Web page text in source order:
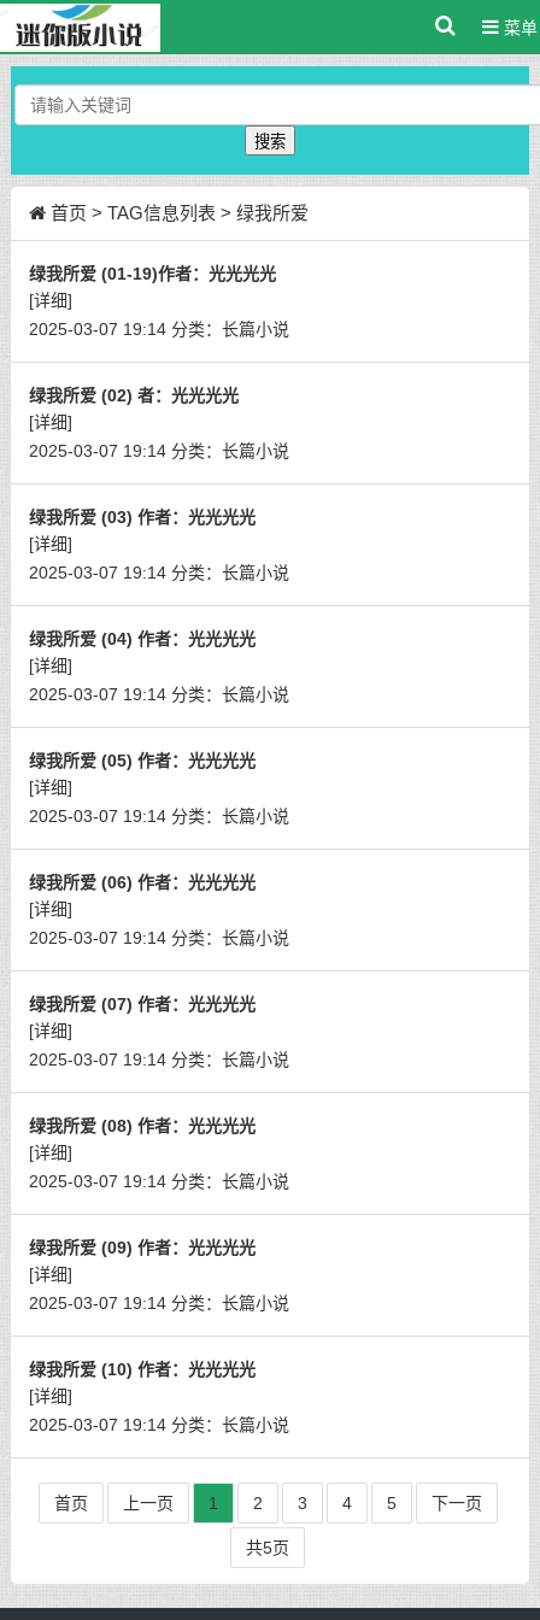
菜单
搜索
首页 > TAG信息列表 > 绿我所爱
绿我所爱 (01-19)作者：光光光光
[详细]
2025-03-07 19:14 分类： 长篇小说
绿我所爱 (02) 者：光光光光
[详细]
2025-03-07 19:14 分类： 长篇小说
绿我所爱 (03) 作者：光光光光
[详细]
2025-03-07 19:14 分类： 长篇小说
绿我所爱 (04) 作者：光光光光
[详细]
2025-03-07 19:14 分类： 长篇小说
绿我所爱 (05) 作者：光光光光
[详细]
2025-03-07 19:14 分类： 长篇小说
绿我所爱 (06) 作者：光光光光
[详细]
2025-03-07 19:14 分类： 长篇小说
绿我所爱 (07) 作者：光光光光
[详细]
2025-03-07 19:14 分类： 长篇小说
绿我所爱 (08) 作者：光光光光
[详细]
2025-03-07 19:14 分类： 长篇小说
绿我所爱 (09) 作者：光光光光
[详细]
2025-03-07 19:14 分类： 长篇小说
绿我所爱 (10) 作者：光光光光
[详细]
2025-03-07 19:14 分类： 长篇小说
首页 上一页 1 2 3 4 5 下一页
共5页